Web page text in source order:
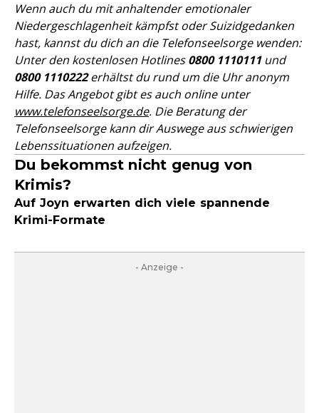
Wenn auch du mit anhaltender emotionaler
Niedergeschlagenheit kämpfst oder Suizidgedanken
hast, kannst du dich an die Telefonseelsorge wenden:
Unter den kostenlosen Hotlines0800 1110111und
0800 1110222erhältst du rund um die Uhr anonym
Hilfe. Das Angebot gibt es auch online unter
www.telefonseelsorge.de. Die Beratung der
Telefonseelsorge kann dir Auswege aus schwierigen
Lebenssituationen aufzeigen.
Du bekommst nicht genug von
Krimis?
Auf Joyn erwarten dich viele spannende
Krimi-Formate
- Anzeige -